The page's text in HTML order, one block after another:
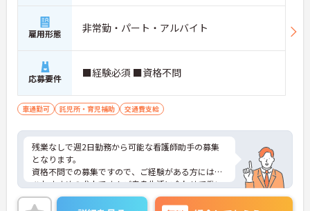
雇用形態 非常勤・パート・アルバイト
応募要件 ■経験必須 ■資格不問
車通勤可 託児所・育児補助 交通費支給
残業なしで週2日勤務から可能な看護師助手の募集
となります。
資格不問での募集ですので、ご経験がある方にはぜ
ひおすすめの求人です！ご自身生活に合わせて働い
てみませんか？ご興味のある方は、面接のポイント
お伝えしますのでお気軽にお問い合わせください。